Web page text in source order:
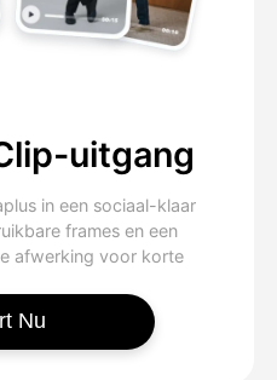
uitgang
in een sociaal-klaar
frames en een
afwerking voor korte
Nu